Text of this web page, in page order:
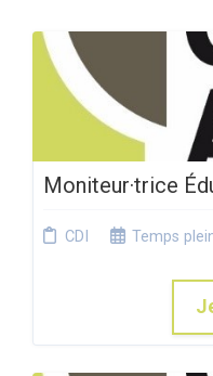
Moniteur·trice
CDI Temps